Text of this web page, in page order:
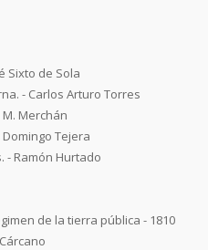
Sixto de Sola
- Carlos Arturo Torres
Merchán
Domingo Tejera
- Ramón Hurtado
de la tierra pública - 1810